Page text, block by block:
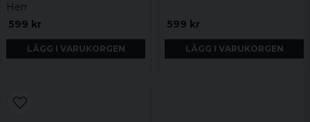
Herr
599 kr
LÄGG I VARUKORGEN
599 kr
LÄGG I VARUKORGEN